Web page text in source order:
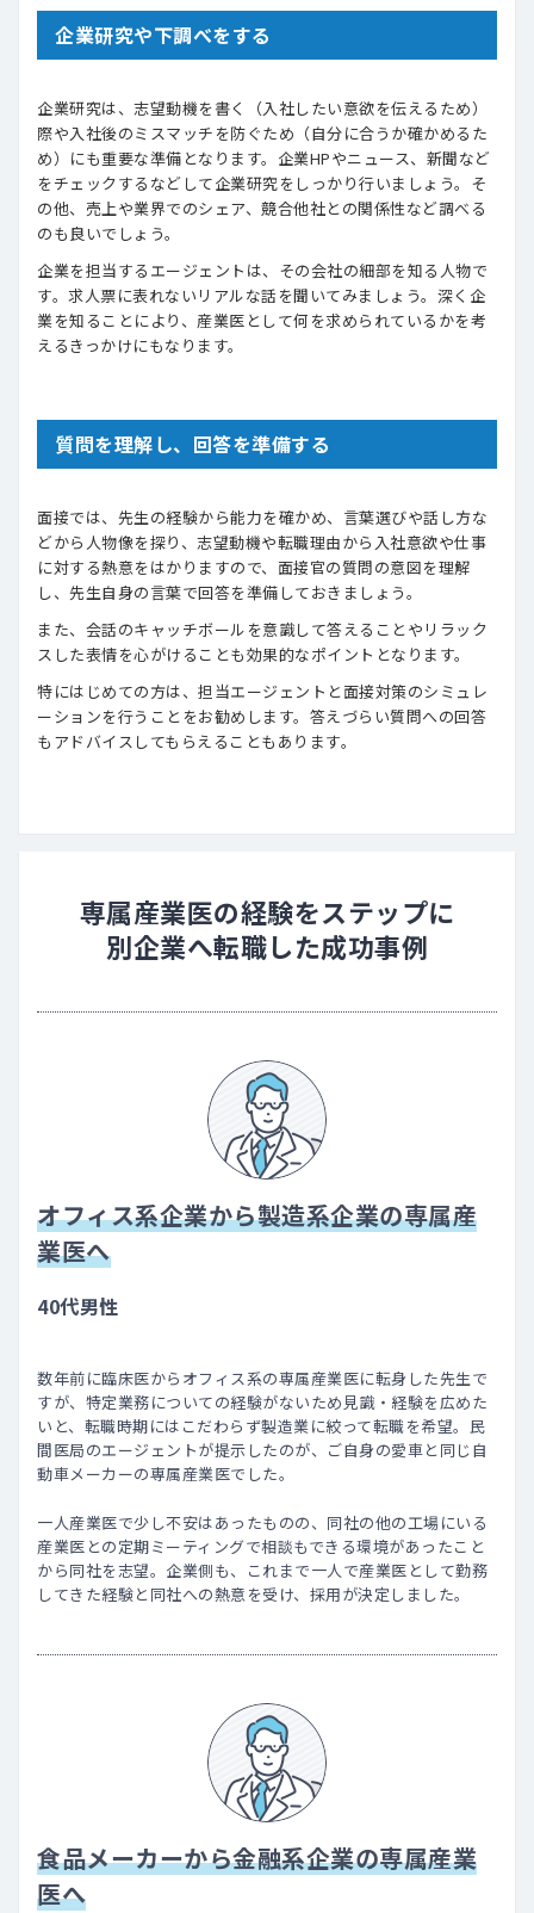
企業研究や下調べをする
企業研究は、志望動機を書く（入社したい意欲を伝えるため）
際や入社後のミスマッチを防ぐため（自分に合うか確かめるた
め）にも重要な準備となります。企業HPやニュース、新聞など
をチェックするなどして企業研究をしっかり行いましょう。そ
の他、売上や業界でのシェア、競合他社との関係性など調べる
のも良いでしょう。
企業を担当するエージェントは、その会社の細部を知る人物で
す。求人票に表れないリアルな話を聞いてみましょう。深く企
業を知ることにより、産業医として何を求められているかを考
えるきっかけにもなります。
質問を理解し、回答を準備する
面接では、先生の経験から能力を確かめ、言葉選びや話し方な
どから人物像を探り、志望動機や転職理由から入社意欲や仕事
に対する熱意をはかりますので、面接官の質問の意図を理解
し、先生自身の言葉で回答を準備しておきましょう。
また、会話のキャッチボールを意識して答えることやリラック
スした表情を心がけることも効果的なポイントとなります。
特にはじめての方は、担当エージェントと面接対策のシミュレ
ーションを行うことをお勧めします。答えづらい質問への回答
もアドバイスしてもらえることもあります。
専属産業医の経験をステップに
別企業へ転職した成功事例
オフィス系企業から製造系企業の専属産
業医へ
40代男性
数年前に臨床医からオフィス系の専属産業医に転身した先生で
すが、特定業務についての経験がないため見識・経験を広めた
いと、転職時期にはこだわらず製造業に絞って転職を希望。民
間医局のエージェントが提示したのが、ご自身の愛車と同じ自
動車メーカーの専属産業医でした。
一人産業医で少し不安はあったものの、同社の他の工場にいる
産業医との定期ミーティングで相談もできる環境があったこと
から同社を志望。企業側も、これまで一人で産業医として勤務
してきた経験と同社への熱意を受け、採用が決定しました。
食品メーカーから金融系企業の専属産業
医へ